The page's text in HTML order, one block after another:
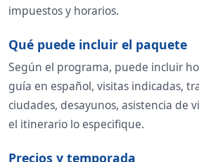
impuestos y horarios.
Qué puede incluir el paquete
Según el programa, puede incluir
guía en español, visitas indicadas,
ciudades, desayunos, asistencia de
el itinerario lo especifique.
Precios y temporada